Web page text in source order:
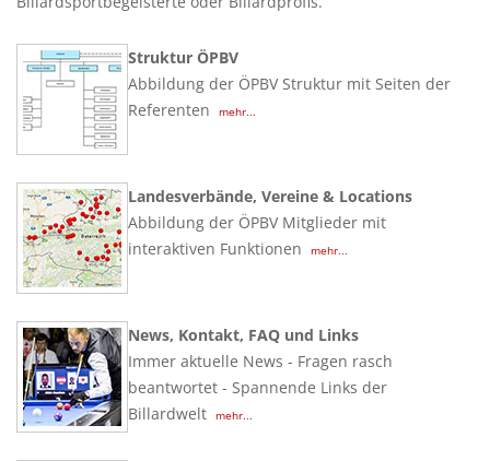
Struktur ÖPBV
Abbildung der ÖPBV Struktur mit Seiten der
Referenten
mehr...
Landesverbände, Vereine & Locations
Abbildung der ÖPBV Mitglieder mit
interaktiven Funktionen
mehr...
News, Kontakt, FAQ und Links
Immer aktuelle News - Fragen rasch
beantwortet - Spannende Links der
Billardwelt mehr...